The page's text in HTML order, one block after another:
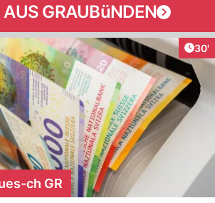
AUS GRAUBüNDEN
30'
ch GR